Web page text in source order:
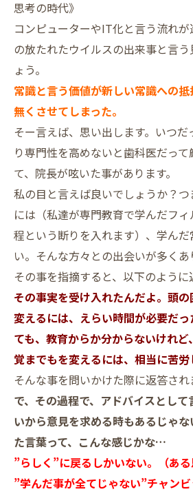
思考の時代》
コンピューターやIT化と言う流れ
の放たれたウイルスの出来事と言
ょう。
常識と言う価値が新しい常識への
無くさせてしまった。
そー言えば、思い出します。いつ
り専門性を高めないと歯科医だっ
て、院長が呟いた事があります。
私の目と言えば良いでしょうか？
には（私達が専門教育で学んだフ
程という断りを入れます）、学ん
い。そんな方々との出会いが多くあ
その事を指摘すると、以下のように
その事実を受け入れたんだよ。頭
変えるには、えらい時間が必要だ
ても、教育からか分からないけれ
覚までもを変えるには、相当に苦労
そんな事を問いかけた際に返答され
で、その過程で、アドバイスとして
いから意見を求める時もあるじゃ
た言葉って、こんな感じかな…
”らしく”に戻るしかいない。（ある
”学んだ事が全てじゃない”チャン